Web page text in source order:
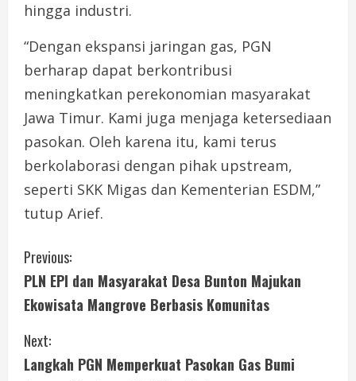
hingga industri.
“Dengan ekspansi jaringan gas, PGN
berharap dapat berkontribusi
meningkatkan perekonomian masyarakat
Jawa Timur. Kami juga menjaga ketersediaan
pasokan. Oleh karena itu, kami terus
berkolaborasi dengan pihak upstream,
seperti SKK Migas dan Kementerian ESDM,”
tutup Arief.
C
o
n
t
Previous:
PLN EPI dan Masyarakat Desa Bunton Majukan
Ekowisata Mangrove Berbasis Komunitas
Next:
Langkah PGN Memperkuat Pasokan Gas Bumi